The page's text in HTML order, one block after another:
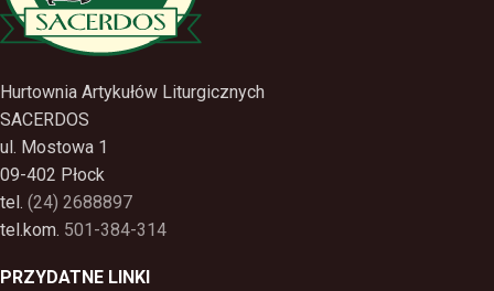
Hurtownia Artykułów Liturgicznych
SACERDOS
ul. Mostowa 1
09-402 Płock
tel. (24) 2688897
tel.kom. 501-384-314
PRZYDATNE LINKI